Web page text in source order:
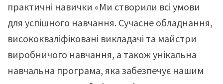
практичні навички «Ми створили всі умови
для успішного навчання. Сучасне обладнання,
висококваліфіковані викладачі та майстри
виробничого навчання, а також унікальна
навчальна програма, яка забезпечує нашим